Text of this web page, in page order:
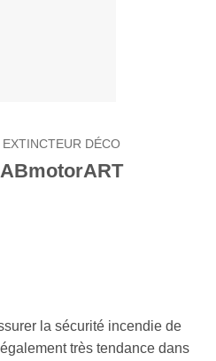
EXTINCTEUR DÉCO
la sécurité incendie de
très tendance dans